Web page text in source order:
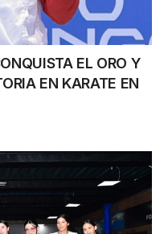
EL ORO Y
EN KARATE EN